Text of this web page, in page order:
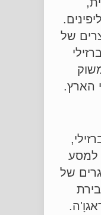
של
מוכרת כ-50% משוק
הארץ.
למסע
של